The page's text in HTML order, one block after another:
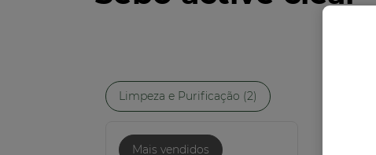
Mais vendidos
Limpeza e Purificação (2)